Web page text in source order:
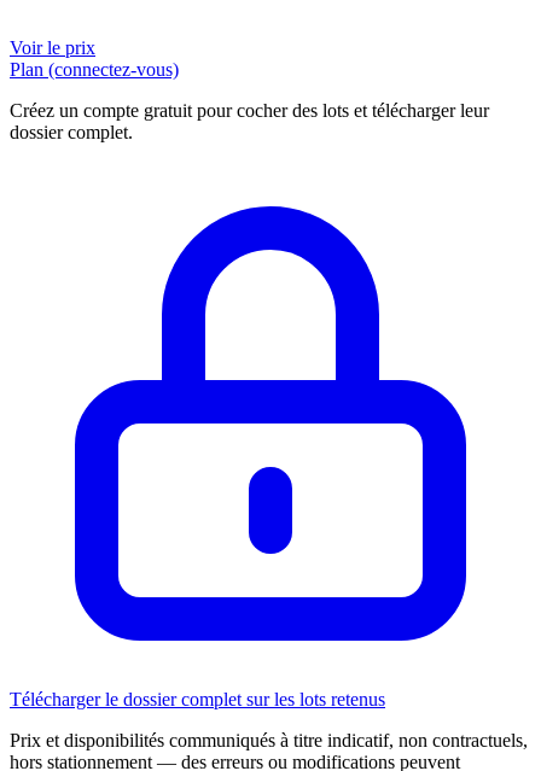
Voir le prix
Plan (connectez-vous)
Créez un compte gratuit pour cocher des lots et télécharger leur
dossier complet.
Télécharger le dossier complet sur les lots retenus
Prix et disponibilités communiqués à titre indicatif, non contractuels,
hors stationnement — des erreurs ou modifications peuvent